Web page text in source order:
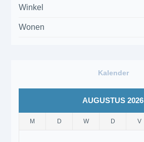
Winkel
Wonen
Kalender
AUGUSTUS 2026
M D W D V